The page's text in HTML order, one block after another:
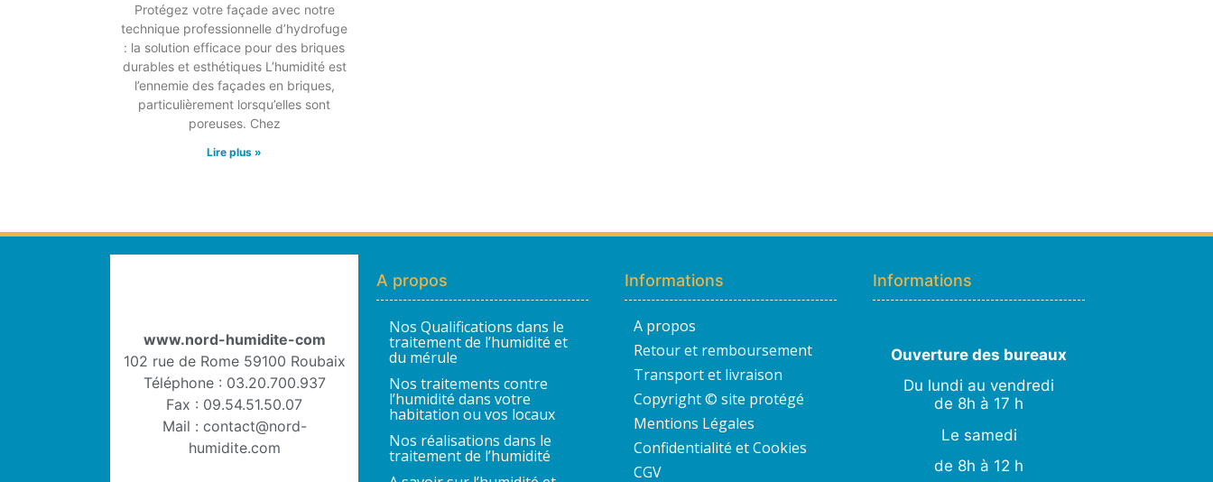
Protégez votre façade avec notre
technique professionnelle d’hydrofuge
: la solution efficace pour des briques
durables et esthétiques L’humidité est
l’ennemie des façades en briques,
particulièrement lorsqu’elles sont
poreuses. Chez
Lire plus »
www.nord-humidite-com
102 rue de Rome 59100 Roubaix
Téléphone : 03.20.700.937
Fax : 09.54.51.50.07
Mail : contact@nord-
humidite.com
A propos
Nos Qualifications dans le
traitement de l’humidité et
du mérule
Nos traitements contre
l’humidité dans votre
habitation ou vos locaux
Nos réalisations dans le
traitement de l’humidité
Informations
A propos
Retour et remboursement
Transport et livraison
Copyright © site protégé
Mentions Légales
Confidentialité et Cookies
CGV
Informations
Ouverture des bureaux
Du lundi au vendredi
de 8h à 17 h
Le samedi
de 8h à 12 h
H
👋 Bonjour ! Je suis
🚿Cave inondée / infiltration